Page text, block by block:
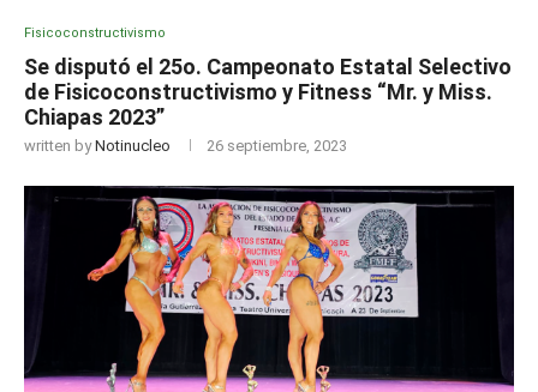
Fisicoconstructivismo
Se disputó el 25o. Campeonato Estatal Selectivo
de Fisicoconstructivismo y Fitness “Mr. y Miss.
Chiapas 2023”
written byNotinucleo 26 septiembre, 2023